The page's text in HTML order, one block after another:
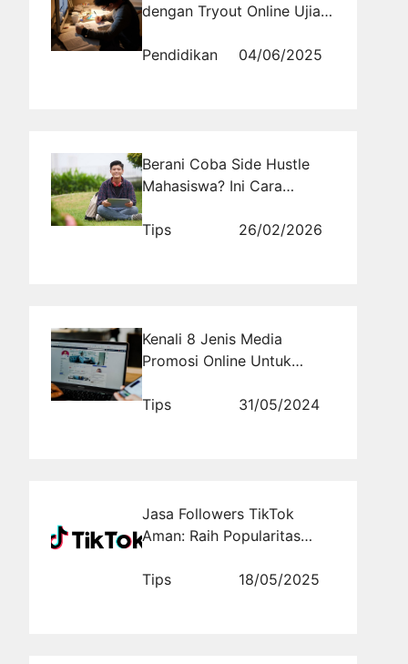
dengan Tryout Online Ujian
Pendidikan
04/06/2025
Berani Coba Side Hustle
Mahasiswa? Ini Cara
Luang Jadi Cuan
Tips 26/02/2026
Kenali 8 Jenis Media
Promosi Online Untuk
Anda
Tips 31/05/2024
Jasa Followers TikTok
Aman: Raih Popularitas
Tips
18/05/2025